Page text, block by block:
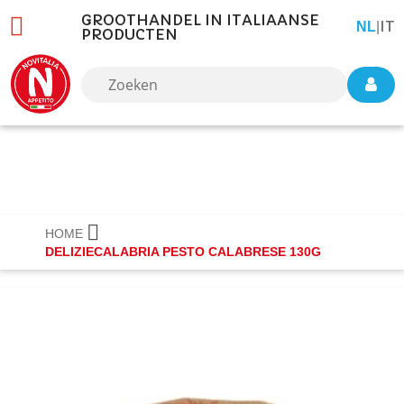
GROOTHANDEL IN ITALIAANSE
PRODUCTEN
TAALNL IT
HOME
DELIZIECALABRIA PESTO CALABRESE 130G